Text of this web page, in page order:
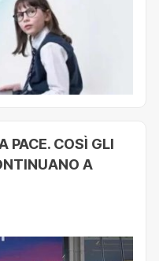
PACE. COSÌ GLI
A